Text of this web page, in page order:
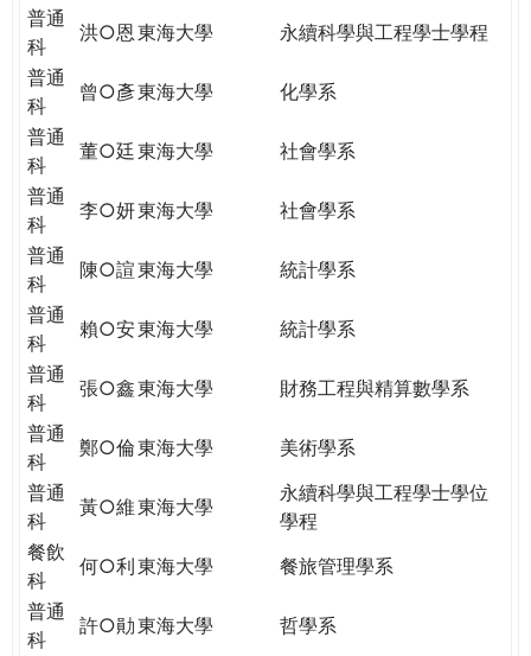
普通
科
洪○恩 東海大學
永續科學與工程學士學程
普通
科
曾○彥東海大學
化學系
普通
科
董○廷東海大學
社會學系
普通
科
李○妍東海大學
社會學系
普通
科
陳○諠東海大學
統計學系
普通
科
賴○安東海大學
統計學系
普通
科
張○鑫東海大學
財務工程與精算數學系
普通
科
鄭○倫東海大學
美術學系
普通
科
黃○維東海大學
永續科學與工程學士學位
學程
餐飲
科
何○利東海大學
餐旅管理學系
普通
科
許○勛東海大學
哲學系